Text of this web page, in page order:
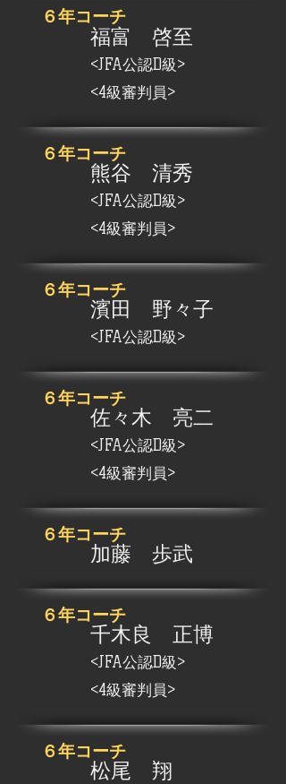
６年コーチ
福富 啓至
<JFA公認D級>
<4級審判員>
​６年コーチ
熊谷 清秀
<JFA公認D級>
<4級審判員>
​６年コーチ
濱田 野々子
<JFA公認D級>
​６年コーチ
佐々木 亮二
<JFA公認D級>
<4級審判員>
​６年コーチ
加藤 歩武
​６年コーチ
千木良 正博
<JFA公認D級>
<4級審判員>
​６年コーチ
松尾 翔